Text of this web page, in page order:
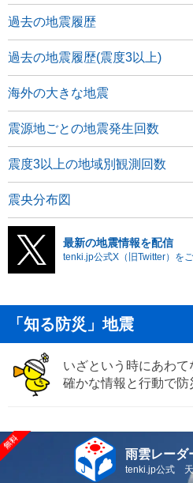
過去の地震履歴
過去の地震履歴(震度3以上)
海外の大きな地震
震源地ごとの地震発生回数
震度3以上の地域別観測回数
震央分布図
最新の地震情報を配信
tenki.jp公式X（旧Twitter）を
「知る防災」地震
いざという時にあわて
確かな情報と行動で防
雨雲レーダ
tenki.jp公式 天